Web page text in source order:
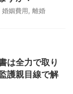
婚姻費用 離婚
は全力で取り
護親目線で解